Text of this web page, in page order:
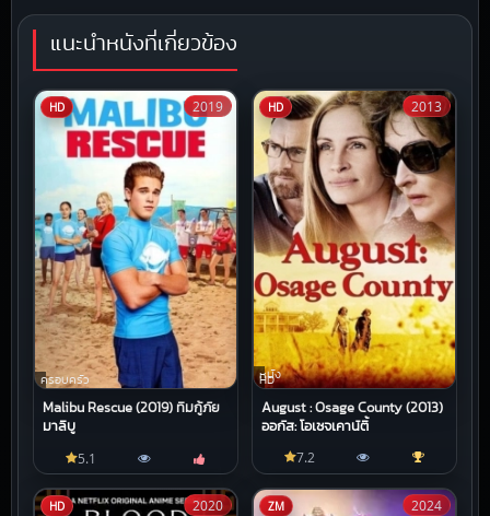
แนะนำหนังที่เกี่ยวข้อง
HD
ครอบครัว
Malibu Rescue (2019) ทีมกู้ภัย
มาลิบู
2019
5.1
HD
หนัง
HD
August : Osage County (2013)
ออกัส: โอเซจเคาน์ตี้
2013
7.2
HD 2020 ZM 2024